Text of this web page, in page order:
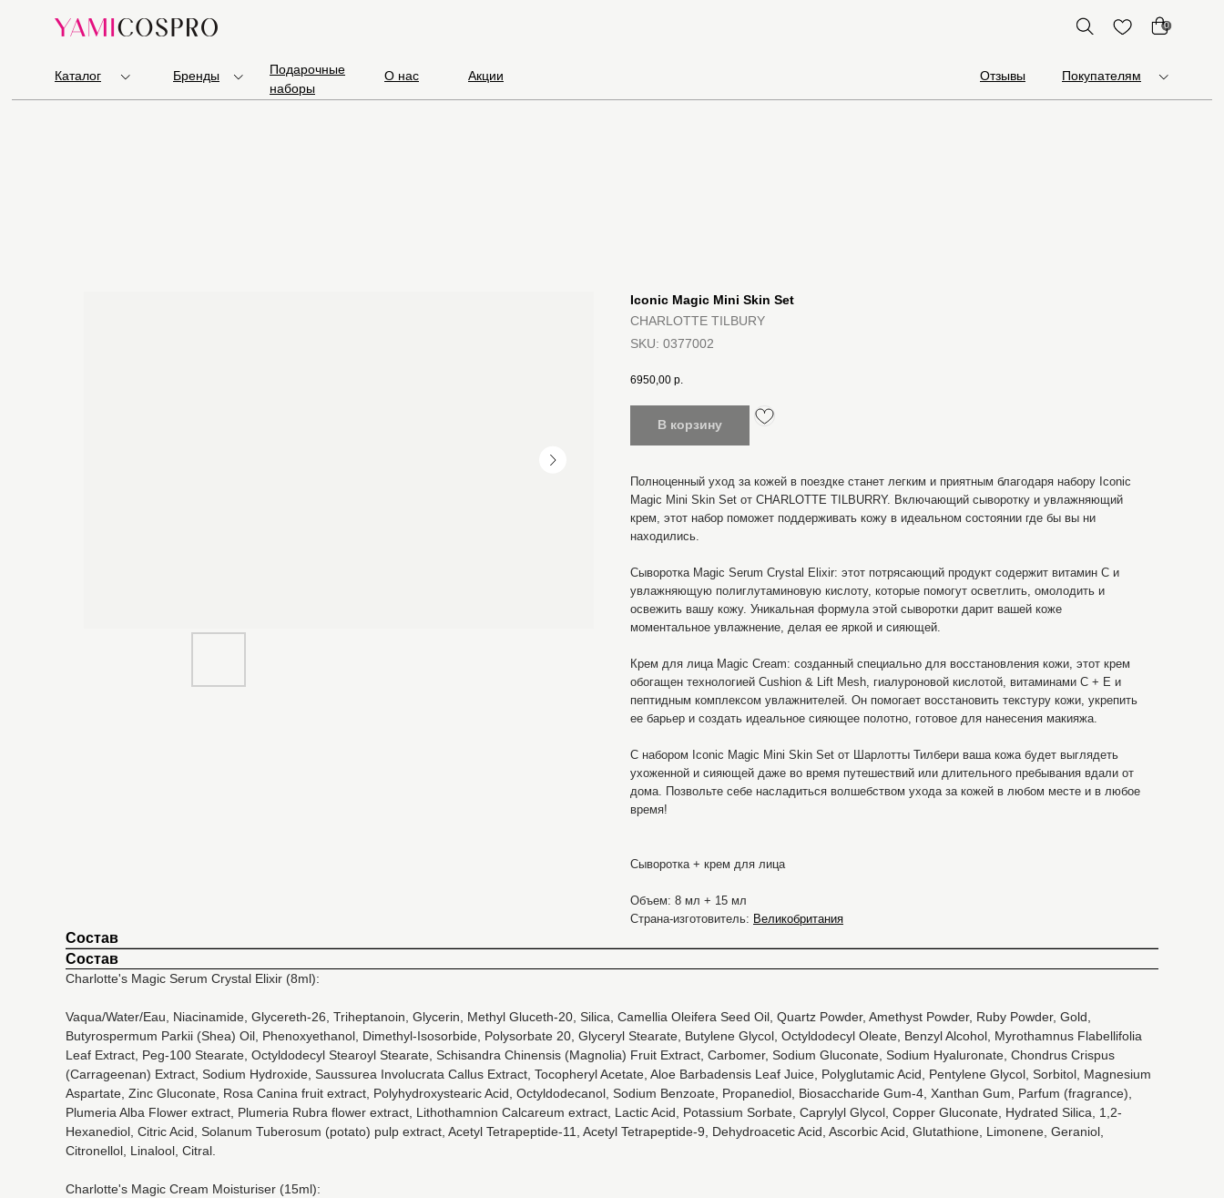
Подарочные
наборы
О нас Акции Отзывы Покупателям
0
Каталог Бренды
Iconic Magic Mini Skin Set
CHARLOTTE TILBURY
SKU: 0377002
6950,00 р.
В корзину
Полноценный уход за кожей в поездке станет легким и приятным благодаря набору Iconic
Magic Mini Skin Set от CHARLOTTE TILBURRY. Включающий сыворотку и увлажняющий
крем, этот набор поможет поддерживать кожу в идеальном состоянии где бы вы ни
находились.
Сыворотка Magic Serum Crystal Elixir: этот потрясающий продукт содержит витамин C и
увлажняющую полиглутаминовую кислоту, которые помогут осветлить, омолодить и
освежить вашу кожу. Уникальная формула этой сыворотки дарит вашей коже
моментальное увлажнение, делая ее яркой и сияющей.
Крем для лица Magic Cream: созданный специально для восстановления кожи, этот крем
обогащен технологией Cushion & Lift Mesh, гиалуроновой кислотой, витаминами C + E и
пептидным комплексом увлажнителей. Он помогает восстановить текстуру кожи, укрепить
ее барьер и создать идеальное сияющее полотно, готовое для нанесения макияжа.
С набором Iconic Magic Mini Skin Set от Шарлотты Тилбери ваша кожа будет выглядеть
ухоженной и сияющей даже во время путешествий или длительного пребывания вдали от
дома. Позвольте себе насладиться волшебством ухода за кожей в любом месте и в любое
время!
Сыворотка + крем для лица
Объем: 8 мл + 15 мл
Страна-изготовитель: Великобритания
Состав
Состав
Charlotte's Magic Serum Crystal Elixir (8ml):
Vaqua/Water/Eau, Niacinamide, Glycereth-26, Triheptanoin, Glycerin, Methyl Gluceth-20, Silica, Camellia Oleifera Seed Oil, Quartz Powder, Amethyst Powder, Ruby Powder, Gold,
Butyrospermum Parkii (Shea) Oil, Phenoxyethanol, Dimethyl-Isosorbide, Polysorbate 20, Glyceryl Stearate, Butylene Glycol, Octyldodecyl Oleate, Benzyl Alcohol, Myrothamnus Flabellifolia
Leaf Extract, Peg-100 Stearate, Octyldodecyl Stearoyl Stearate, Schisandra Chinensis (Magnolia) Fruit Extract, Carbomer, Sodium Gluconate, Sodium Hyaluronate, Chondrus Crispus
(Carrageenan) Extract, Sodium Hydroxide, Saussurea Involucrata Callus Extract, Tocopheryl Acetate, Aloe Barbadensis Leaf Juice, Polyglutamic Acid, Pentylene Glycol, Sorbitol, Magnesium
Aspartate, Zinc Gluconate, Rosa Canina fruit extract, Polyhydroxystearic Acid, Octyldodecanol, Sodium Benzoate, Propanediol, Biosaccharide Gum-4, Xanthan Gum, Parfum (fragrance),
Plumeria Alba Flower extract, Plumeria Rubra flower extract, Lithothamnion Calcareum extract, Lactic Acid, Potassium Sorbate, Caprylyl Glycol, Copper Gluconate, Hydrated Silica, 1,2-
Hexanediol, Citric Acid, Solanum Tuberosum (potato) pulp extract, Acetyl Tetrapeptide-11, Acetyl Tetrapeptide-9, Dehydroacetic Acid, Ascorbic Acid, Glutathione, Limonene, Geraniol,
Citronellol, Linalool, Citral.
Charlotte's Magic Cream Moisturiser (15ml):